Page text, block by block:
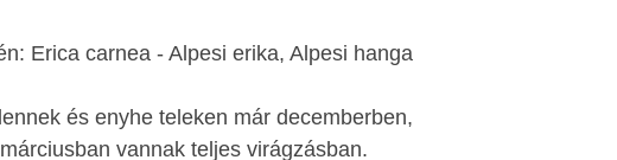
Erica carnea - Alpesi erika, Alpesi hanga
és enyhe teleken már decemberben,
vannak teljes virágzásban.